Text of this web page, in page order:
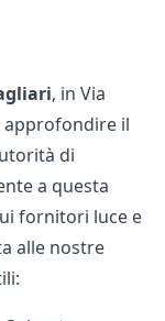
, in Via
approfondire il
di
a questa
fornitori luce e
alle nostre